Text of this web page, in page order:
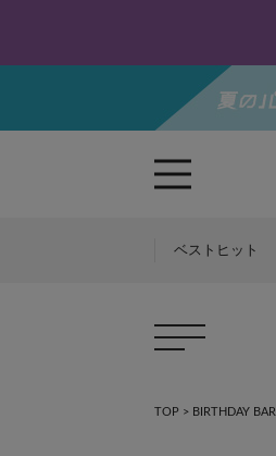
ベストヒット
TOP > BIRTHDAY BAR